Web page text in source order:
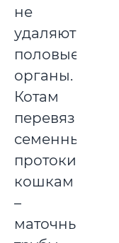
не
удаляют
половые
органы.
Котам
перевязывают
семенные
протоки,
кошкам
–
маточные